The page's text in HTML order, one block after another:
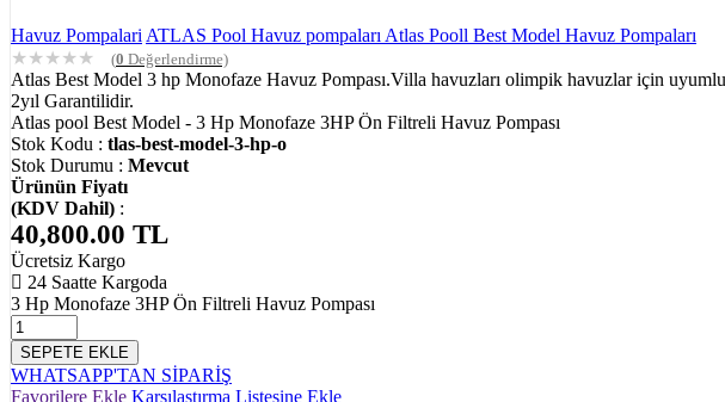
Havuz Pompalari ATLAS Pool Havuz pompaları Atlas Pooll Best Model Havuz Pompaları
★★★★★ (0 Değerlendirme)
Atlas Best Model 3 hp Monofaze Havuz Pompası.Villa havuzları olimpik havuzlar için
2yıl Garantilidir.
Atlas pool Best Model - 3 Hp Monofaze 3HP Ön Filtreli Havuz Pompası
Stok Kodu : tlas-best-model-3-hp-o
Stok Durumu : Mevcut
Ürünün Fiyatı
(KDV Dahil) :
40,800.00 TL
Ücretsiz Kargo
24 Saatte Kargoda
3 Hp Monofaze 3HP Ön Filtreli Havuz Pompası
SEPETE EKLE
WHATSAPP'TAN SİPARİŞ
Favorilere Ekle Karşılaştırma Listesine Ekle